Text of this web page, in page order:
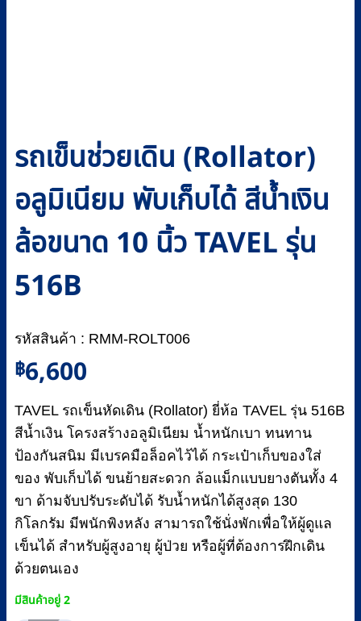
รถเข็นช่วยเดิน (Rollator)
อลูมิเนียม พับเก็บได้ สีน้ำเงิน
ล้อขนาด 10 นิ้ว TAVEL รุ่น
516B
รหัสสินค้า : RMM-ROLT006
฿6,600
TAVEL รถเข็นหัดเดิน (Rollator) ยี่ห้อ TAVEL รุ่น 516B
สีน้ำเงิน โครงสร้างอลูมิเนียม น้ำหนักเบา ทนทาน
ป้องกันสนิม มีเบรคมือล็อคไว้ได้ กระเป๋าเก็บของใส่
ของ พับเก็บได้ ขนย้ายสะดวก ล้อแม็กแบบยางตันทั้ง 4
ขา ด้ามจับปรับระดับได้ รับน้ำหนักได้สูงสุด 130
กิโลกรัม มีพนักพิงหลัง สามารถใช้นั่งพักเพื่อให้ผู้ดูแล
เข็นได้ สำหรับผู้สูงอายุ ผู้ป่วย หรือผู้ที่ต้องการฝึกเดิน
ด้วยตนเอง
มีสินค้าอยู่ 2